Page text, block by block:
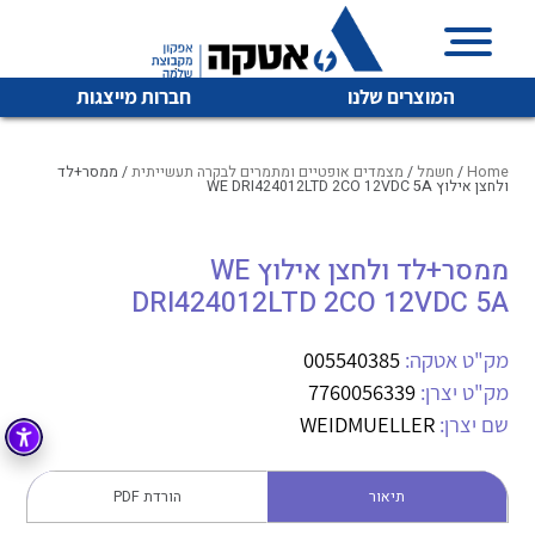
המוצרים שלנו חברות מייצגות
איכות | שרות | זמינות
אטקה בע”מ היא החברה הגדולה והמובילה בישראל בשיווק
מיתוג, בקרה , ואינסטלציה חשמלית ופעילה ב7 תחומים:
חשמל מיתוג ואינסטלציה חשמלית
קופסאות וארונות לחשמל, בקרה ואלקטרוניקה
לכל מוצרי היצרן
לכל מוצרי היצרן לכל מוצרי היצרן
Home
/ חשמל / מצמדים אופטיים ומתמרים לבקרה תעשייתית/ ממסר+לד
ולחצן אילוץ WE DRI424012LTD 2CO 12VDC 5A
ממסר+לד ולחצן אילוץ WE
DRI424012LTD 2CO 12VDC 5A
מק"ט אטקה: 005540385
מק"ט יצרן: 7760056339
שם יצרן: WEIDMUELLER
תיאור הורדת PDF